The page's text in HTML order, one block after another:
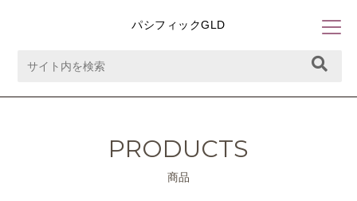
パシフィックGLD
PRODUCTS
商品